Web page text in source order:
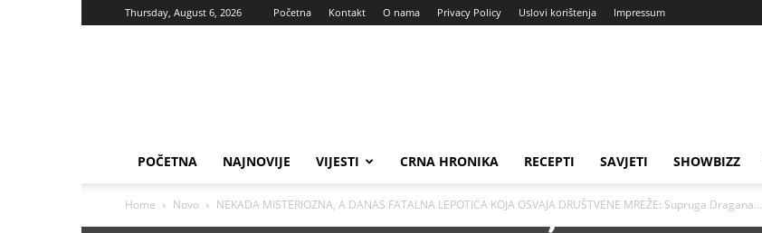
Thursday, August 6, 2026 Početna Kontakt O nama Privacy Policy Uslovi korištenja Impressum
POČETNA NAJNOVIJE VIJESTI CRNA HRONIKA RECEPTI SAVJETI SHOWBIZZ
Home Novo NEKADA MISTERIOZNA, A DANAS FATALNA LEPOTICA KOJA OSVAJA DRUŠTVENE MREŽE: Supruga Dragana...
NEKADA MISTERIOZNA, A DANAS